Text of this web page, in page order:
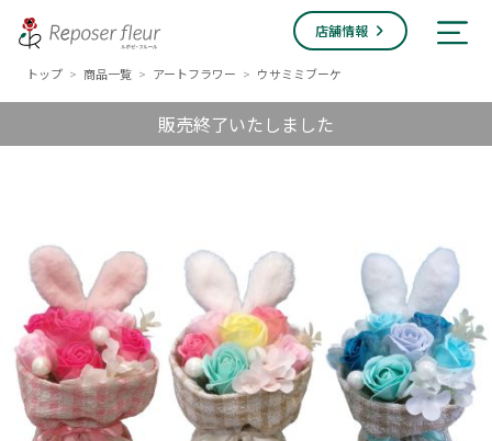
店舗情報
トップ > 商品一覧 > アートフラワー > ウサミミブーケ
販売終了いたしました